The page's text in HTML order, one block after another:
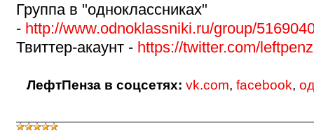
Группа в "одноклассниках"
- http://www.odnoklassniki.ru/group/
Твиттер-акаунт - https://twitter.com/
ЛефтПенза в соцсетях: vk.com, facebook,